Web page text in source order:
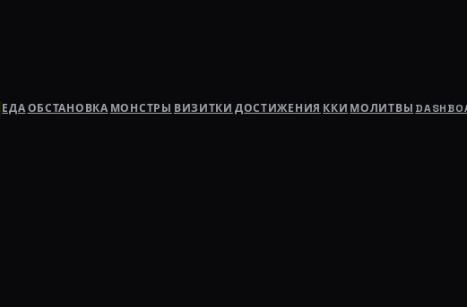
ЕДАОБСТАНОВКА МОНСТРЫ ВИЗИТКИ ДОСТИЖЕНИЯ ККИ МОЛИТВЫ